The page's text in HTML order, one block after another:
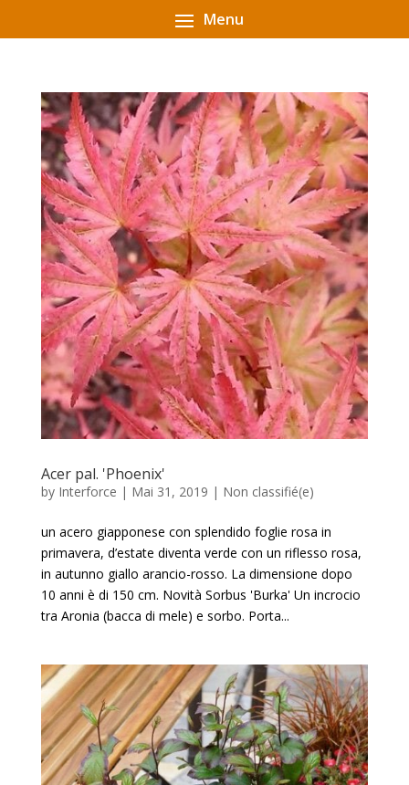
Acer pal. 'Phoenix'
by Interforce | Mai 31, 2019 | Non classifié(e)
un acero giapponese con splendido foglie rosa in
primavera, d’estate diventa verde con un riflesso rosa,
in autunno giallo arancio-rosso. La dimensione dopo
10 anni è di 150 cm. Novità Sorbus 'Burka' Un incrocio
tra Aronia (bacca di mele) e sorbo. Porta...